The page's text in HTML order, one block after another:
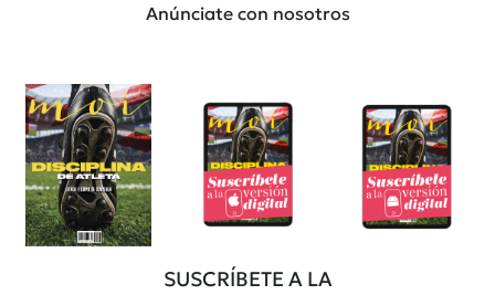
Anúnciate con nosotros
SUSCRÍBETE A LA